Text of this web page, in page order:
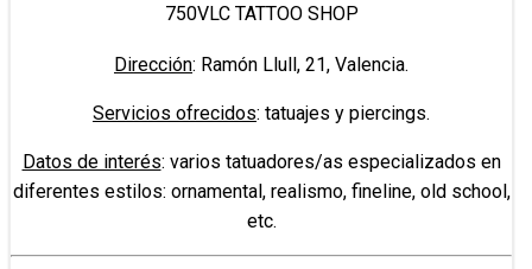
750VLC TATTOO SHOP
Dirección: Ramón Llull, 21, Valencia.
Servicios ofrecidos: tatuajes y piercings.
Datos de interés: varios tatuadores/as especializados en
diferentes estilos: ornamental, realismo, fineline, old school,
etc.